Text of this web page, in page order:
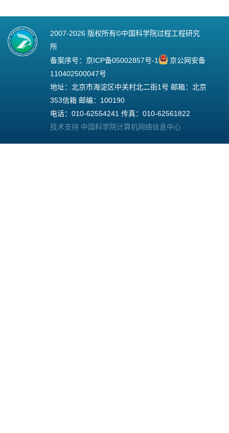
2007-2026 版权所有©中国科学院过程工程研究
所
备案序号： 京ICP备05002857号-1
京公网安备
110402500047号
地址：北京市海淀区中关村北二街1号 邮箱：北京
353信箱 邮编：100190
电话：010-62554241 传真：010-62561822
技术支持 中国科学院计算机网络信息中心